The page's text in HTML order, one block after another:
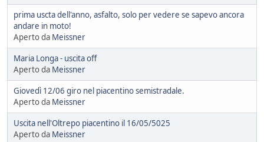
prima uscta dell'anno, asfalto, solo per vedere se sapevo ancora
andare in moto!
Aperto da Meissner
Maria Longa - uscita off
Aperto da Meissner
Giovedì 12/06 giro nel piacentino semistradale.
Aperto da Meissner
Uscita nell'Oltrepo piacentino il 16/05/5025
Aperto da Meissner